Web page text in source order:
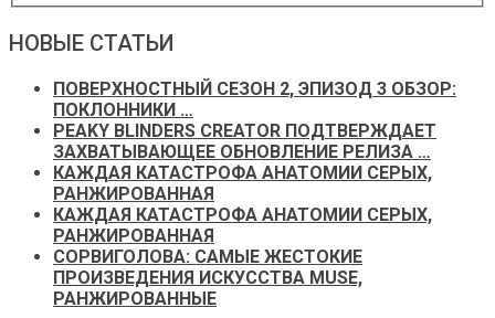
НОВЫЕ СТАТЬИ
ПОВЕРХНОСТНЫЙ СЕЗОН 2, ЭПИЗОД 3 ОБЗОР:
ПОКЛОННИКИ …
PEAKY BLINDERS CREATOR ПОДТВЕРЖДАЕТ
ЗАХВАТЫВАЮЩЕЕ ОБНОВЛЕНИЕ РЕЛИЗА …
КАЖДАЯ КАТАСТРОФА АНАТОМИИ СЕРЫХ,
РАНЖИРОВАННАЯ
КАЖДАЯ КАТАСТРОФА АНАТОМИИ СЕРЫХ,
РАНЖИРОВАННАЯ
СОРВИГОЛОВА: САМЫЕ ЖЕСТОКИЕ
ПРОИЗВЕДЕНИЯ ИСКУССТВА MUSE,
РАНЖИРОВАННЫЕ